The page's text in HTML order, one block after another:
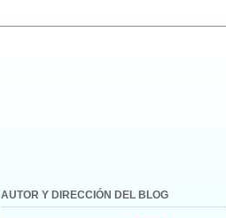
AUTOR Y DIRECCIÓN DEL BLOG